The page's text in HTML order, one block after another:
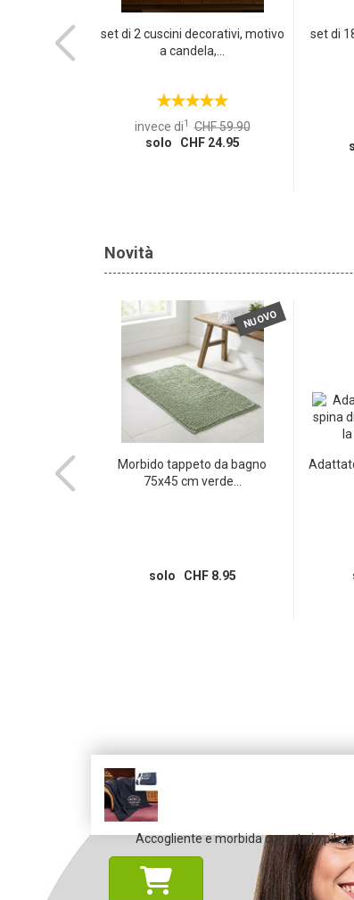
antirumore
set di 2 cuscini decorativi, motivo
a candela,...
invece di1 CHF 59.90
solo CHF 24.95
set di
Novità
NUOVO
Morbido tappeto da bagno
75x45 cm verde...
solo CHF 8.95
Accogliente e morbida coperta in pile